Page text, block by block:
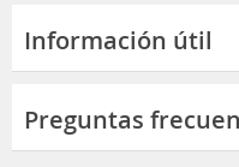
Información útil
Preguntas